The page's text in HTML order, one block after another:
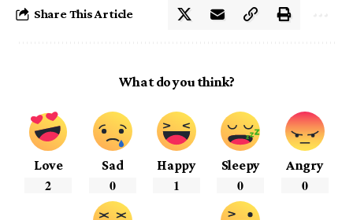
Share This Article
What do you think?
Love
2
Sad
0
Happy
1
Sleepy
0
Angry
0